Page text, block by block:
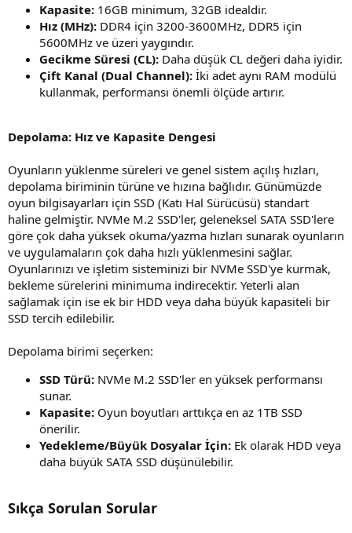
Kapasite: 16GB minimum, 32GB idealdir.
Hız (MHz): DDR4 için 3200-3600MHz, DDR5 için
5600MHz ve üzeri yaygındır.
Gecikme Süresi (CL): Daha düşük CL değeri daha iyidir.
Çift Kanal (Dual Channel): İki adet aynı RAM modülü
kullanmak, performansı önemli ölçüde artırır.
Depolama: Hız ve Kapasite Dengesi
Oyunların yüklenme süreleri ve genel sistem açılış hızları,
depolama biriminin türüne ve hızına bağlıdır. Günümüzde
oyun bilgisayarları için SSD (Katı Hal Sürücüsü) standart
haline gelmiştir. NVMe M.2 SSD'ler, geleneksel SATA SSD'lere
göre çok daha yüksek okuma/yazma hızları sunarak oyunların
ve uygulamaların çok daha hızlı yüklenmesini sağlar.
Oyunlarınızı ve işletim sisteminizi bir NVMe SSD'ye kurmak,
bekleme sürelerini minimuma indirecektir. Yeterli alan
sağlamak için ise ek bir HDD veya daha büyük kapasiteli bir
SSD tercih edilebilir.
Depolama birimi seçerken:
SSD Türü: NVMe M.2 SSD'ler en yüksek performansı
sunar.
Kapasite: Oyun boyutları arttıkça en az 1TB SSD
önerilir.
Yedekleme/Büyük Dosyalar İçin: Ek olarak HDD veya
daha büyük SATA SSD düşünülebilir.
Sıkça Sorulan Sorular